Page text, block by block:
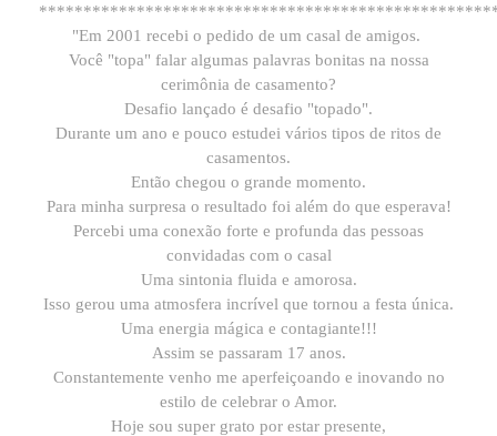
"Em 2001 recebi o pedido de um casal de amigos.
Você "topa" falar algumas palavras bonitas na nossa
cerimônia de casamento?
Desafio lançado é desafio "topado".
Durante um ano e pouco estudei vários tipos de ritos de
casamentos.
Então chegou o grande momento.
Para minha surpresa o resultado foi além do que esperava!
Percebi uma conexão forte e profunda das pessoas
convidadas com o casal
Uma sintonia fluida e amorosa.
Isso gerou uma atmosfera incrível que tornou a festa única.
Uma energia mágica e contagiante!!!
Assim se passaram 17 anos.
Constantemente venho me aperfeiçoando e inovando no
estilo de celebrar o Amor.
Hoje sou super grato por estar presente,